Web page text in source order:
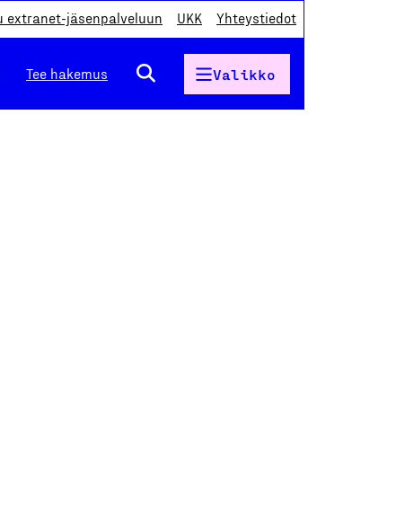
extranet-jäsenpalveluun UKK Yhteystiedot
Tee hakemus Valikko